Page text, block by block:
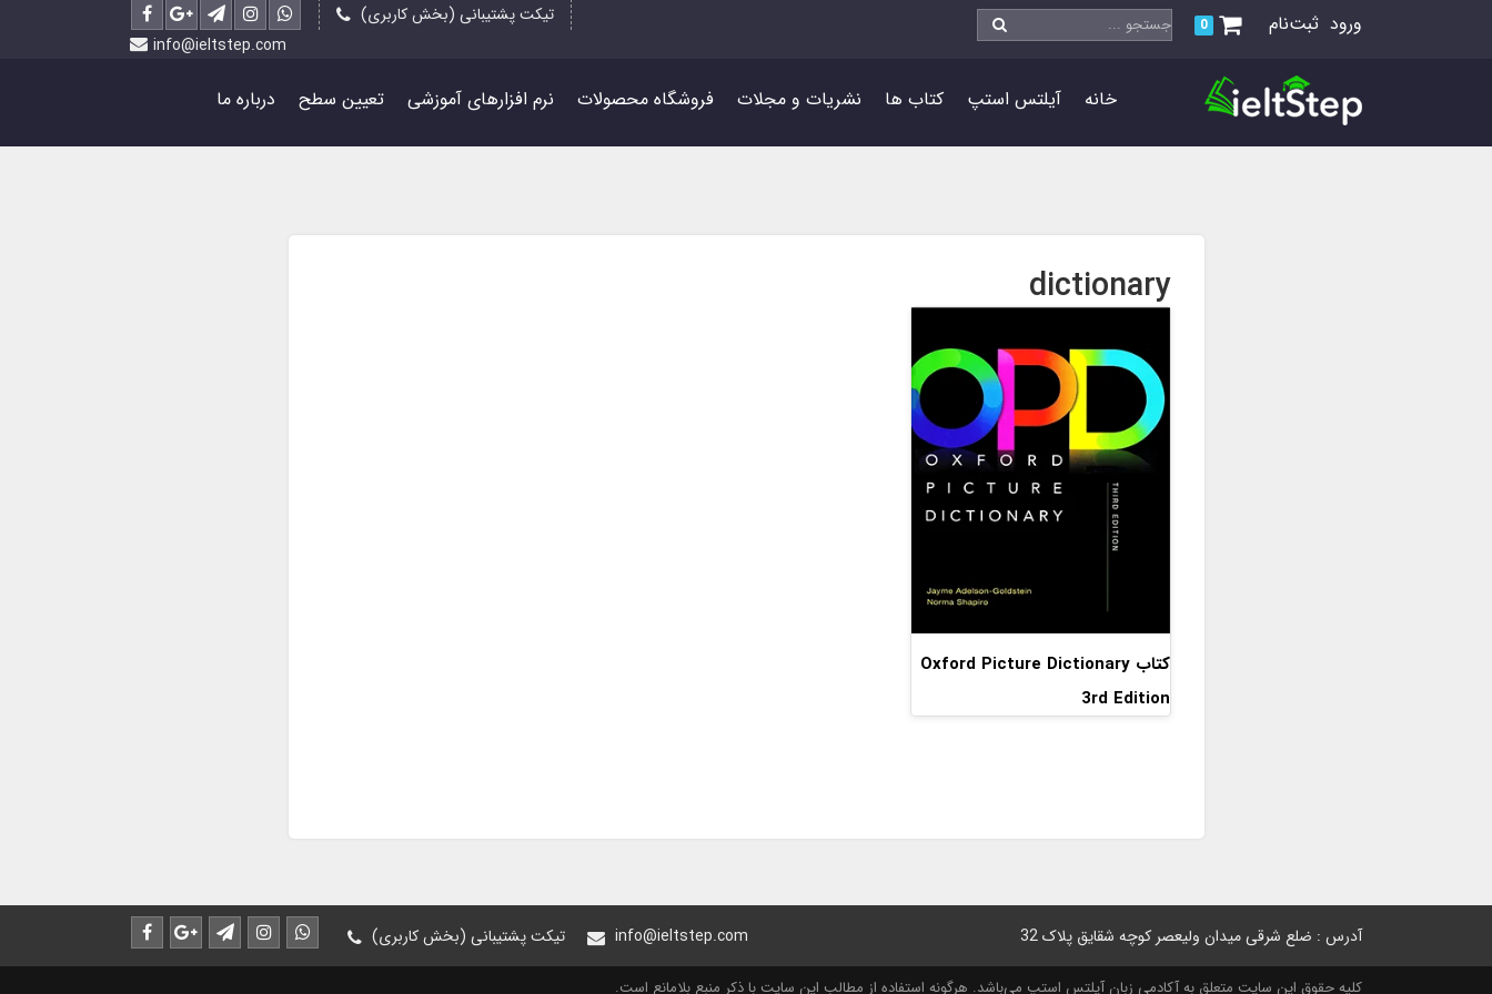
ورود ثبت‌نام 0
تیکت پشتیبانی (بخش کاربری)
info@ieltstep.com
خانه آیلتس استپ کتاب ها نشریات و مجلات فروشگاه محصولات نرم افزارهای آموزشی تعیین سطح درباره ما
dictionary
کتاب Oxford Picture Dictionary
3rd Edition
آدرس : ضلع شرقی میدان ولیعصر کوچه شقایق پلاک 32 تیکت پشتیبانی (بخش کاربری) info@ieltstep.com
کلیه حقوق این سایت متعلق به آکادمی زبان آیلتس استپ می‌باشد. هرگونه استفاده از مطالب این سایت با ذکر منبع بلامانع است.